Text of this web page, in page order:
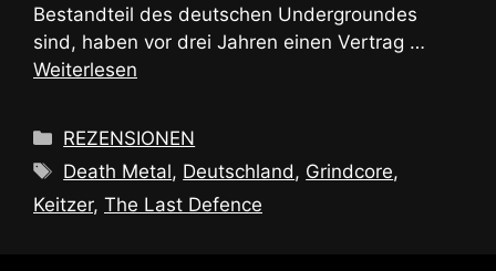
Bestandteil des deutschen Undergroundes
sind, haben vor drei Jahren einen Vertrag …
Weiterlesen
Kategorien
REZENSIONEN
Schlagwörter
Death Metal, Deutschland, Grindcore,
Keitzer, The Last Defence